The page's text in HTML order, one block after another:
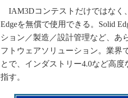
IAM3Dコンテストだけではなく
Edgeを無償で使用できる。Solid
ション／製造／設計管理など、あ
フトウェアソリューション。業界
とで、インダストリー4.0など高
指す。